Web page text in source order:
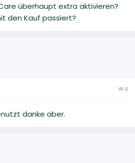
überhaupt extra aktivieren?
den Kauf passiert?
#4
danke aber.